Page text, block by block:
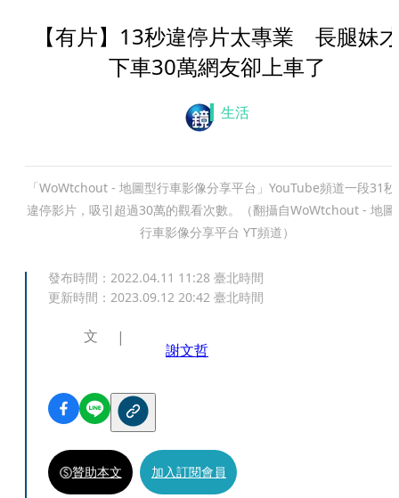
【有片】13秒違停片太專業 長腿妹
下車30萬網友卻上車了
生活
「WoWtchout - 地圖型行車影像分享平台」YouTube頻道一段31秒
違停影片，吸引超過30萬的觀看次數。（翻攝自WoWtchout - 地圖
行車影像分享平台 YT頻道）
發布時間： 2022.04.11 11:28 臺北時間
更新時間： 2023.09.12 20:42 臺北時間
文
謝文哲
贊助本文 加入訂閱會員